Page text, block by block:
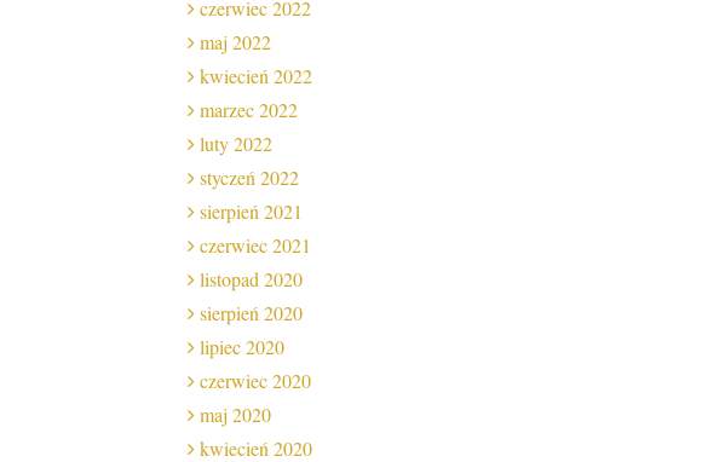
czerwiec 2022
maj 2022
kwiecień 2022
marzec 2022
luty 2022
styczeń 2022
sierpień 2021
czerwiec 2021
listopad 2020
sierpień 2020
lipiec 2020
czerwiec 2020
maj 2020
kwiecień 2020